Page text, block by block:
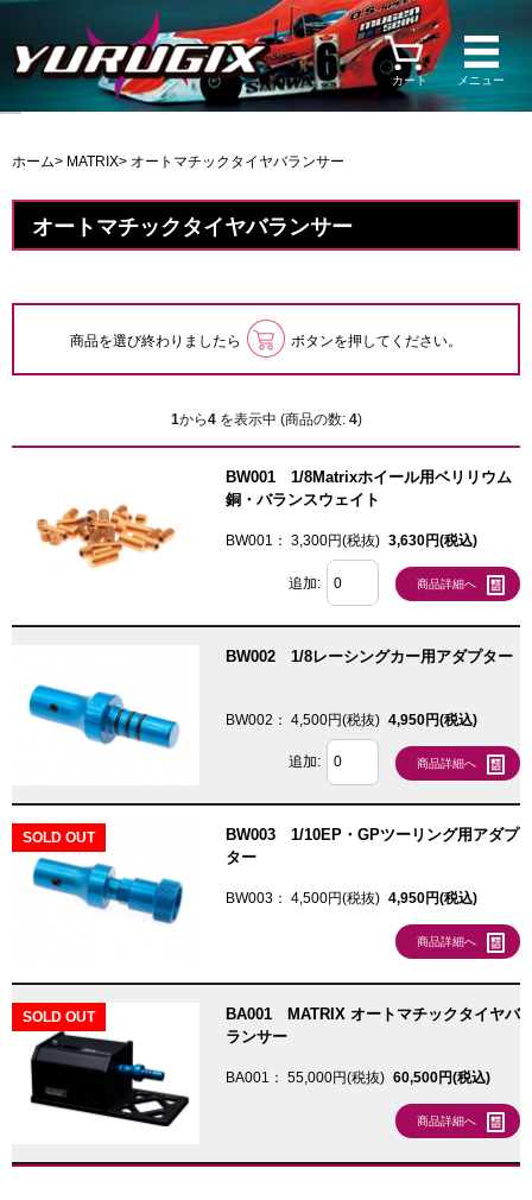
カート メニュー
ホーム> MATRIX> オートマチックタイヤバランサー
オートマチックタイヤバランサー
商品を選び終わりましたら ボタンを押してください。
1から4を表示中 (商品の数: 4)
BW001 1/8Matrixホイール用ベリリウム
銅・バランスウェイト
BW001： 3,300円(税抜) 3,630円(税込)
追加: 商品詳細へ
BW002 1/8レーシングカー用アダプター
BW002： 4,500円(税抜) 4,950円(税込)
追加: 商品詳細へ
BW003 1/10EP・GPツーリング用アダプ
ター
BW003： 4,500円(税抜) 4,950円(税込)
商品詳細へ
SOLD OUT
BA001 MATRIX オートマチックタイヤバ
ランサー
BA001： 55,000円(税抜) 60,500円(税込)
商品詳細へ
SOLD OUT